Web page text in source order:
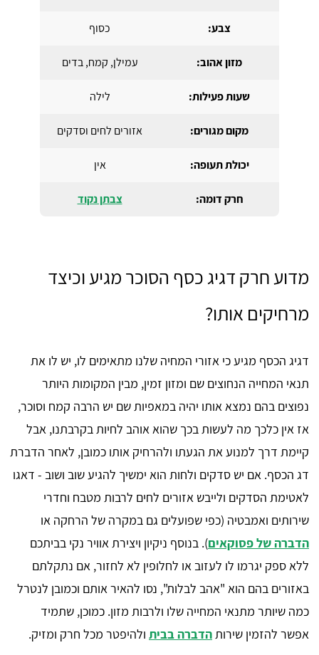
צבע: כסוף
מזון אהוב: עמילן, קמח, בדים
שעות פעילות: לילה
מקום מגורים: אזורים לחים וסדקים
יכולת תעופה: אין
חרק דומה: צבתן נקוד
מדוע חרק דגיג כסף הסוכר מגיע וכיצד
מרחיקים אותו?
דגיג הכסף מגיע כי אזורי המחיה שלנו מתאימים לו, יש לו את
תנאי המחייה הנחוצים שם ומזון זמין, מבין המקומות היותר
נפוצים בהם נמצא אותו יהיה במאפיות שם יש הרבה קמח וסוכר,
אז אין כלכך מה לעשות בכך שהוא אוהב לחיות בקרבתנו, אבל
קיימת דרך למנוע את הגעתו ולהרחיק אותו כמובן, לאחר הדברת
דג הכסף. אם יש סדקים ולחות הוא ימשיך להגיע שוב ושוב - דאגו
לאטימת הסדקים ולייבש אזורים לחים לרבות מטבח וחדרי
שירותים ואמבטיה (כפי שפועלים גם במקרה של הרחקה או
הדברה של פסוקאים). בנוסף ניקיון ויצירת אוויר נקי בביתכם
ללא ספק יגרמו לו לעזוב או לחלופין לא לחזור, אם נתקלתם
באזורים בהם הוא "אהב לבלות", נסו להאיר אותם וכמובן לנטרל
כמה שיותר מתנאי המחייה שלו ולרבות מזון. כמוכן, שתמיד
אפשר להזמין שירותהדברה בבית ולהיפטר מכל חרק ומזיק.